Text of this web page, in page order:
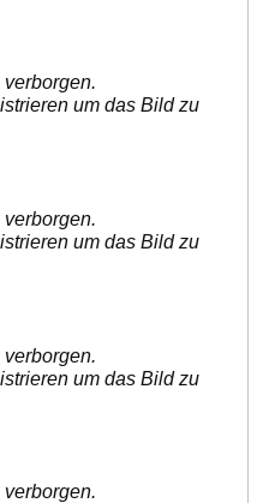
um das Bild zu
um das Bild zu
um das Bild zu